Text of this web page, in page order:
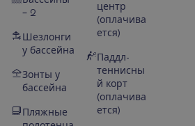
– 2
Шезлонги
у бассейна
Зонты у
бассейна
Пляжные
центр
(оплачива
ется)
Паддл-
теннисны
й корт
(оплачива
ется)